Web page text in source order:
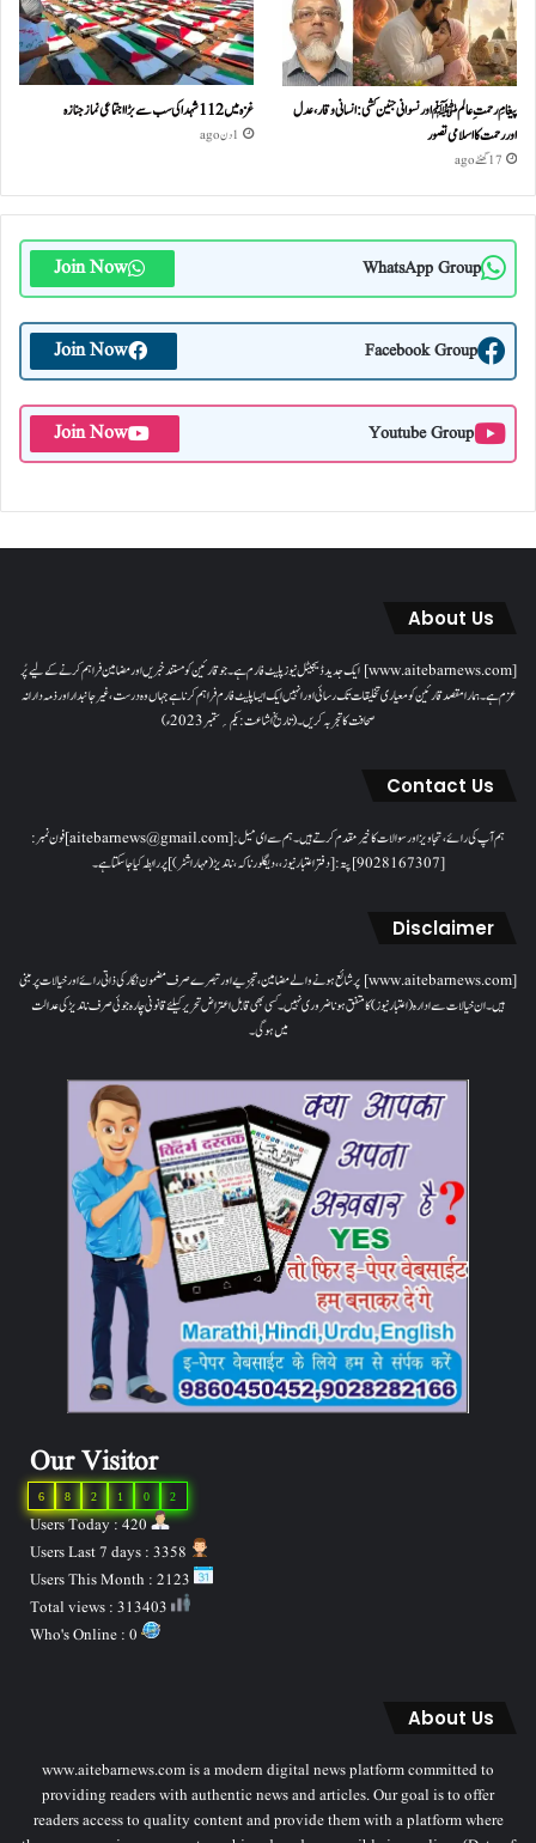
پیغامِ رحمتِ عالمﷺ اور نسوانی جنین کشی: انسانی وقار، عدل
اور رحمت کا اسلامی تصور
17 گھنٹے ago
غزہ میں 112 شہدا کی سب سے بڑا اجتماعی نماز جنازہ
1 دن ago
WhatsApp Group
Join Now
Facebook Group
Join Now
Youtube Group
Join Now
About Us
[www.aitebarnews.com] ایک جدید ڈیجیٹل نیوز پلیٹ فارم ہے۔ جو قارئین کو مستند خبریں اور مضامین فراہم کرنے کے لیے پُر
عزم ہے۔ ہمارا مقصدقارئین کو معیاری تخلیقات تک رسائی اور انہیں ایک ایسا پلیٹ فارم فراہم کرنا ہے جہاں وہ درست، غیر جانبدار اور ذمہ دارانہ
صحافت کا تجربہ کریں۔( تاریخ اشاعت : یکم؍ ستمبر 2023ء)
Contact Us
ہم آپ کی رائے، تجاویز اور سوالات کا خیرمقدم کرتے ہیں۔ ہم سےای میل: [aitebarnews@gmail.com]فون نمبر:
[9028167307]پتہ: [دفتر اعتبار نیوز، ، دیگلور ناکہ، ناندیڑ(مہاراشٹر) ] پر رابطہ کیا جاسکتا ہے۔
Disclaimer
[www.aitebarnews.com] پر شائع ہونے والے مضامین، تجزیے اور تبصرے صرف مضمون نگار کی ذاتی رائے اور خیالات پر مبنی
ہیں۔ ان خیالات سے ادارہ (اعتبار نیوز) کا متفق ہونا ضروری نہیں۔ کسی بھی قابل اعتراض تحریر کیلئے قانونی چارہ جوئی صرف ناندیڑ کی عدالت
میں ہوگی۔
Our Visitor
2
0
1
2
8
6
Users Today : 420
About Us
www.aitebarnews.com is a modern digital news platform committed to
providing readers with authentic news and articles. Our goal is to offer
readers access to quality content and provide them with a platform where